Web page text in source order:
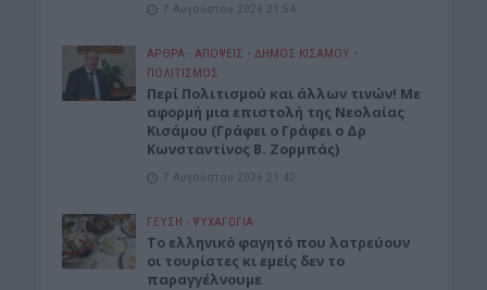
7 Αυγούστου 2026 21:54
ΑΡΘΡΑ - ΑΠΟΨΕΙΣ • ΔΉΜΟΣ ΚΙΣΆΜΟΥ •
ΠΟΛΙΤΙΣΜΟΣ
Περί Πολιτισμού και άλλων τινών! Mε
αφορμή μια επιστολή της Νεολαίας
Κισάμου (Γράφει ο Γράφει ο Δρ
Κωνσταντίνος Β. Ζορμπάς)
7 Αυγούστου 2026 21:42
ΓΕΎΣΗ - ΨΥΧΑΓΩΓΊΑ
Το ελληνικό φαγητό που λατρεύουν
οι τουρίστες κι εμείς δεν το
παραγγέλνουμε